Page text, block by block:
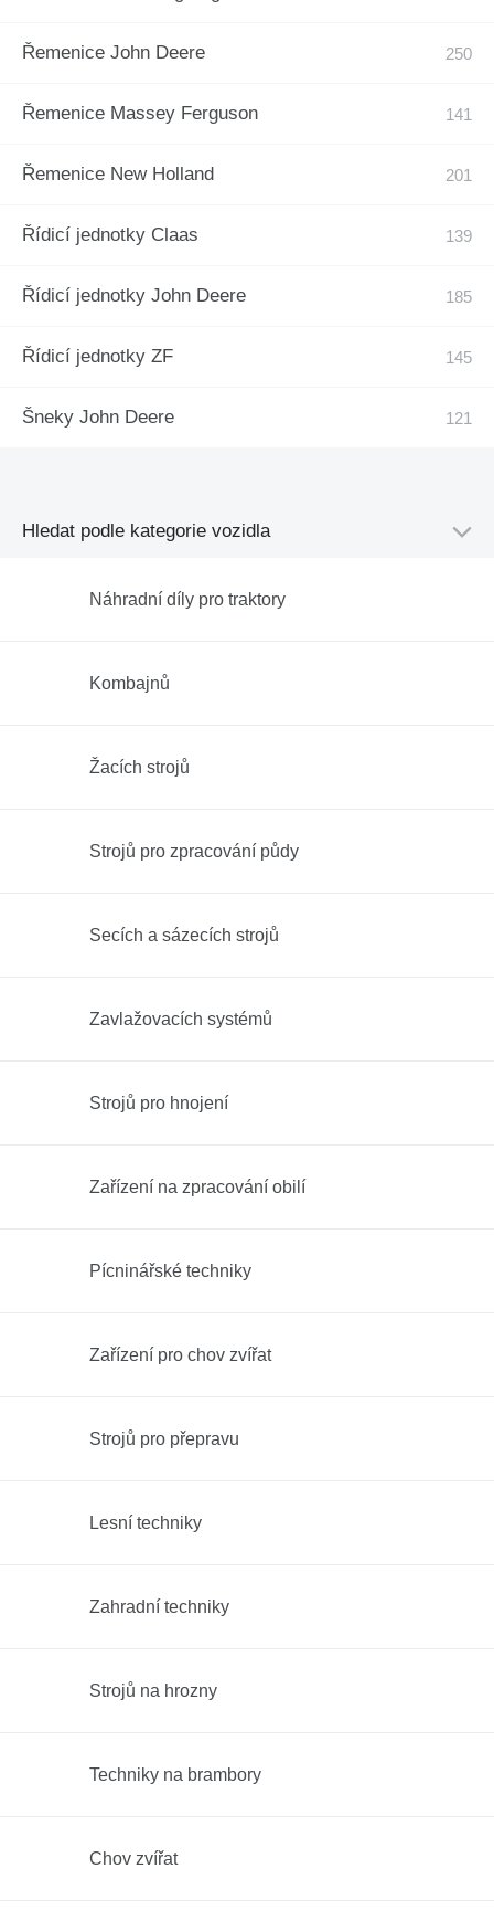
Řemenice John Deere
Řemenice Massey Ferguson
Řemenice New Holland
Řídicí jednotky Claas
Řídicí jednotky John Deere
Řídicí jednotky ZF
Šneky John Deere
Hledat podle kategorie vozidla
Náhradní díly pro traktory
Kombajnů
Žacích strojů
Strojů pro zpracování půdy
Secích a sázecích strojů
Zavlažovacích systémů
Strojů pro hnojení
Zařízení na zpracování obilí
Pícninářské techniky
Zařízení pro chov zvířat
Strojů pro přepravu
Lesní techniky
Zahradní techniky
Strojů na hrozny
Techniky na brambory
Chov zvířat